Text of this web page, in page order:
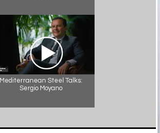
Mediterranean Steel Talks:
Sergio Moyano